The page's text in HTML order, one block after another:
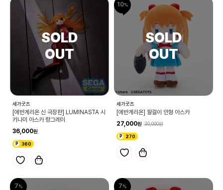
세가굿즈
[에반게리온 신 극장판] LUMINASTA 시
키나미 아스카 랑그레이
36,000
360
10
세가굿즈
[에반게리온] 팔걸이 인형 아스카
27,000
30,000
270
7 7